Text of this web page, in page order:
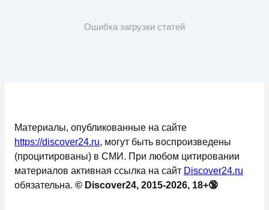
Ошибка загрузки статей
Материалы, опубликованные на сайте
https://discover24.ru, могут быть воспроизведены
(процитированы) в СМИ. При любом цитировании
материалов активная ссылка на сайт Discover24.ru
обязательна. © Discover24, 2015-2026, 18+🔞